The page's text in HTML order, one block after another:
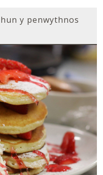
y penwythnos